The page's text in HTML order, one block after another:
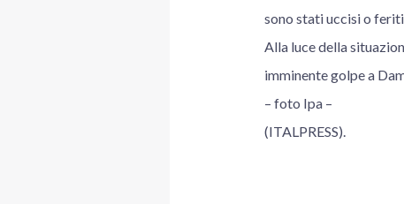
sono stati uccisi o
Alla luce della
imminente golpe a
– foto Ipa –
(ITALPRESS).